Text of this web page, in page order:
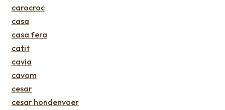
carocroc
casa
casa fera
catit
cavia
cavom
cesar
cesar hondenvoer